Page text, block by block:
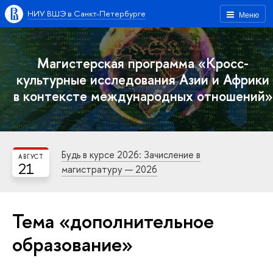
Меню
НИУ ВШЭ в Санкт-Петербурге
Магистерская программа «Кросс-
культурные исследования Азии и Африки
в контексте международных отношений»
21
АВГУСТ
Будь в курсе 2026: Зачисление в
магистратуру — 2026
Тема «дополнительное
образование»